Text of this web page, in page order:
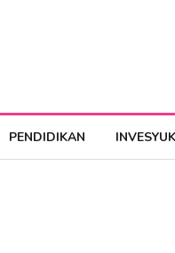
PENDIDIKAN INVESYUK